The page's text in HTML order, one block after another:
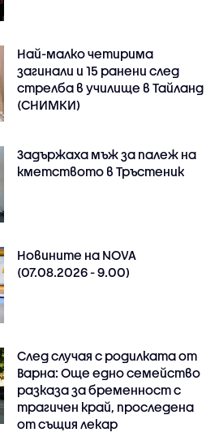
Най-малко четирима
загинали и 15 ранени след
стрелба в училище в Тайланд
(СНИМКИ)
Задържаха мъж за палеж на
кметството в Тръстеник
Новините на NOVA
(07.08.2026 - 9.00)
След случая с родилката от
Варна: Още едно семейство
разказа за бременност с
трагичен край, проследена
от същия лекар